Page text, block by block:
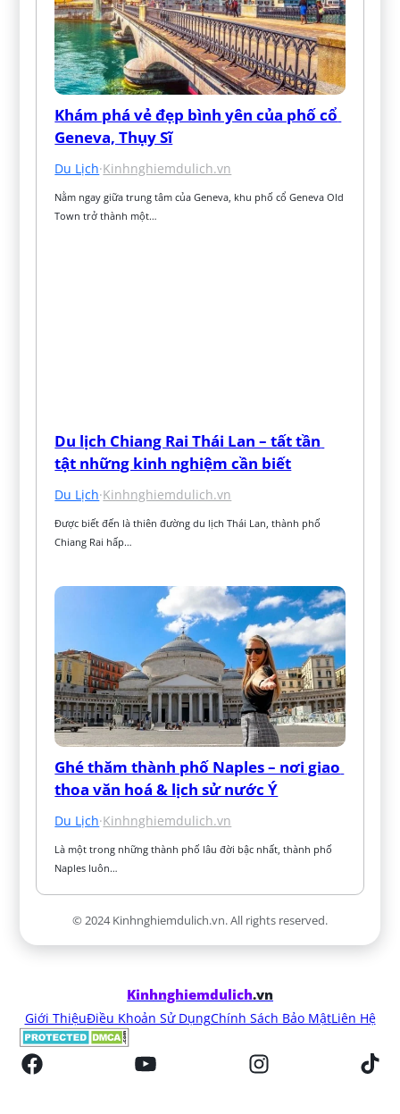
Khám phá vẻ đẹp bình yên của phố cổ
Geneva, Thụy Sĩ
Du Lịch·Kinhnghiemdulich.vn
Nằm ngay giữa trung tâm của Geneva, khu phố cổ Geneva Old
Town trở thành một…
Du lịch Chiang Rai Thái Lan – tất tần
tật những kinh nghiệm cần biết
Du Lịch·Kinhnghiemdulich.vn
Được biết đến là thiên đường du lịch Thái Lan, thành phố
Chiang Rai hấp…
Ghé thăm thành phố Naples – nơi giao
thoa văn hoá & lịch sử nước Ý
Du Lịch·Kinhnghiemdulich.vn
Là một trong những thành phố lâu đời bậc nhất, thành phố
Naples luôn…
© 2024 Kinhnghiemdulich.vn. All rights reserved.
Kinhnghiemdulich.vn
Giới ThiệuĐiều Khoản Sử DụngChính Sách Bảo MậtLiên Hệ